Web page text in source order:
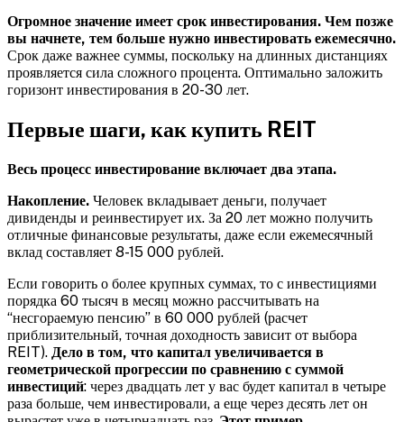
Огромное значение имеет срок инвестирования. Чем позже
вы начнете, тем больше нужно инвестировать ежемесячно.
Срок даже важнее суммы, поскольку на длинных дистанциях
проявляется сила сложного процента. Оптимально заложить
горизонт инвестирования в 20-30 лет.
Первые шаги, как купить REIT
Весь процесс инвестирование включает два этапа.
Накопление. Человек вкладывает деньги, получает
дивиденды и реинвестирует их. За 20 лет можно получить
отличные финансовые результаты, даже если ежемесячный
вклад составляет 8-15 000 рублей.
Если говорить о более крупных суммах, то с инвестициями
порядка 60 тысяч в месяц можно рассчитывать на
“несгораемую пенсию” в 60 000 рублей (расчет
приблизительный, точная доходность зависит от выбора
REIT). Дело в том, что капитал увеличивается в
геометрической прогрессии по сравнению с суммой
инвестиций: через двадцать лет у вас будет капитал в четыре
раза больше, чем инвестировали, а еще через десять лет он